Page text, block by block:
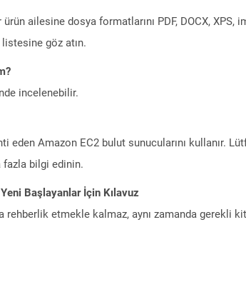
ailesine dosya formatlarını PDF, DOCX, XPS,
göz atın.
incelenebilir.
eden Amazon EC2 bulut sunucularını kullanır.
fazla bilgi edinin.
Başlayanlar İçin Kılavuz
etmekle kalmaz, aynı zamanda gerekli